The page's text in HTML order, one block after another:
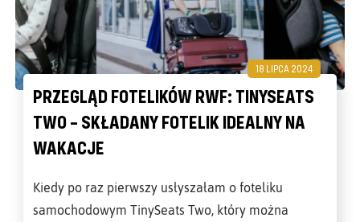
18 LIPCA 2024
PRZEGLĄD FOTELIKÓW RWF: TINYSEATS
TWO – SKŁADANY FOTELIK IDEALNY NA
WAKACJE
Kiedy po raz pierwszy usłyszałam o foteliku
samochodowym TinySeats Two, który można